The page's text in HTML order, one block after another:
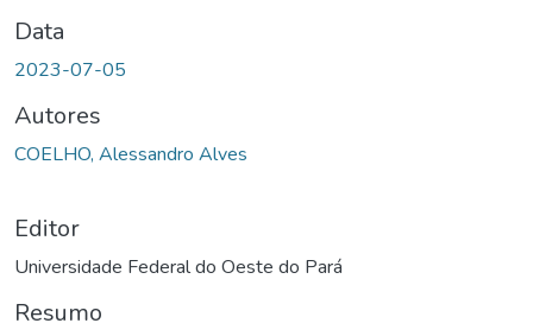
Data
2023-07-05
Autores
COELHO, Alessandro Alves
Editor
Universidade Federal do Oeste do Pará
Resumo